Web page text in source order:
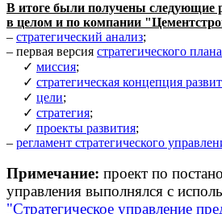
В итоге были получены следующие
в целом и по компании
– стратегический анализ;
– первая версия стратегического плана
✓ миссия;
✓ стратегическая концепция
✓ цели;
✓ стратегия;
✓ проекты развития;
– регламент стратегического
Примечание: проект по
управления выполнялся с
"Стратегическое управление